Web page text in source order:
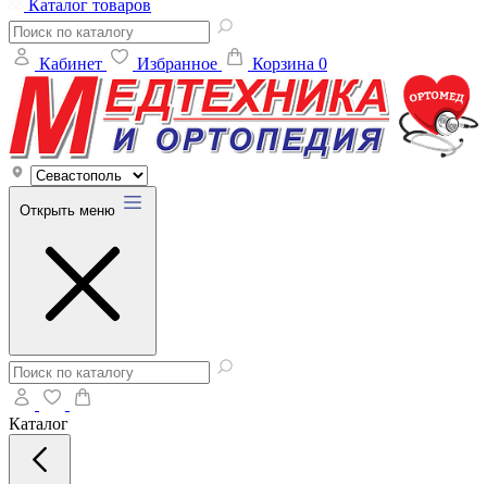
Каталог товаров
Кабинет Избранное Корзина 0
Открыть меню
Каталог